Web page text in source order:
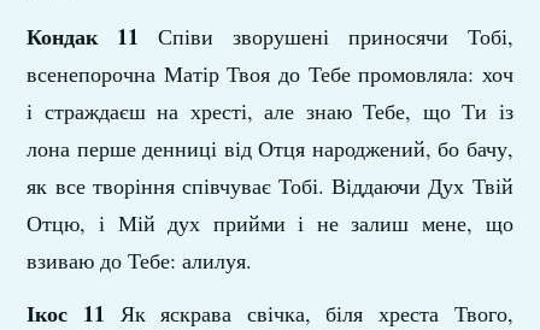
Кондак 11 Співи зворушені приносячи Тобі,
всенепорочна Матір Твоя до Тебе промовляла: хоч
і стра­ждаєш на хресті, але знаю Тебе, що Ти із
лона перше денниці від Отця народжений, бо бачу,
як все творіння співчуває Тобі. Віддаючи Дух Твій
Отцю, і Мій дух прийми і не залиш мене, що
взиваю до Тебе: алилуя.
Ікос 11 Як яскрава свічка, біля хреста Твого,